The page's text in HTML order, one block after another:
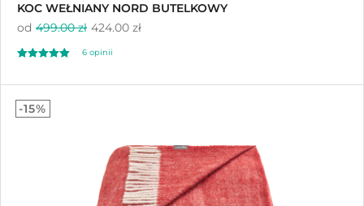
KOC WEŁNIANY NORD BUTELKOWY
od
424.00 zł
499.00 zł
na 5
6 opinii
-15%